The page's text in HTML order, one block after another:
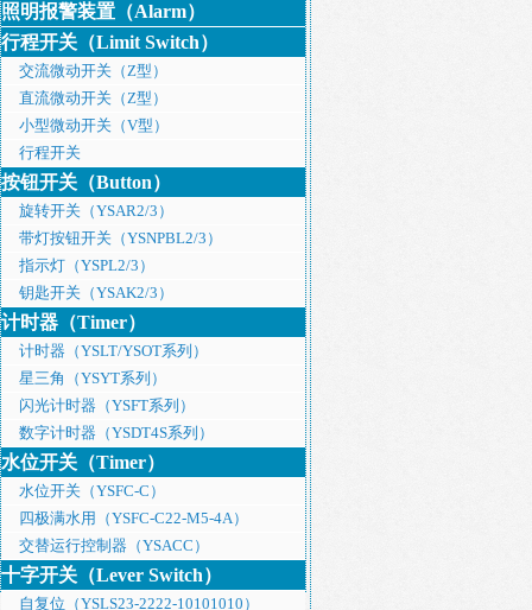
照明报警装置（Alarm）
行程开关（Limit Switch）
交流微动开关（Z型）
直流微动开关（Z型）
小型微动开关（V型）
行程开关
按钮开关（Button）
旋转开关（YSAR2/3）
带灯按钮开关（YSNPBL2/3）
指示灯（YSPL2/3）
钥匙开关（YSAK2/3）
计时器（Timer）
计时器（YSLT/YSOT系列）
星三角（YSYT系列）
闪光计时器（YSFT系列）
数字计时器（YSDT4S系列）
水位开关（Timer）
水位开关（YSFC-C）
四极满水用（YSFC-C22-M5-4A）
交替运行控制器（YSACC）
十字开关（Lever Switch）
自复位（YSLS23-2222-10101010）
产品检索